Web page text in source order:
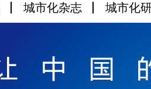
城市化杂志 城市化